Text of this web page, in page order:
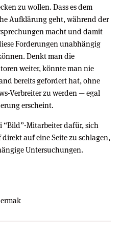
zu wollen. Dass es dem
Aufklärung geht, während der
macht und damit
Forderungen unabhängig
Denkt man die
weiter, könnte man nie
bereits gefordert hat, ohne
Verbreiter zu werden — egal
erscheint.
“Bild”-Mitarbeiter dafür, sich
auf eine Seite zu schlagen,
Untersuchungen.